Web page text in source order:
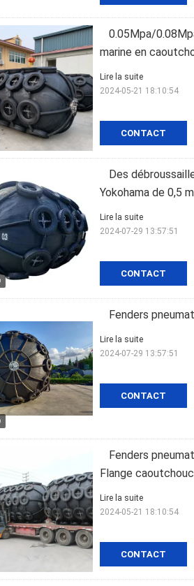
0.05Mpa/
marine en
CONTACT
Lire la suite
2024-05-21 18:10:54
Des
Yokohama de 0,5
CONTACT
Lire la suite
2024-07-29 13:57:51
Fenders
CONTACT
Lire la suite
2024-07-29 13:57:51
Fenders
Flange
CONTACT
Lire la suite
2024-05-21 18:10:54